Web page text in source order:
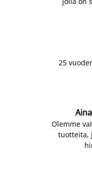
25
Olemme
tuotteita,